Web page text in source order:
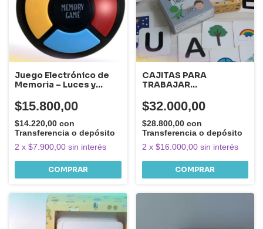
Juego Electrónico de
Memoria – Luces y
$15.800,00
$14.220,00 con
Transferencia o depósito
2 x $7.900,00 sin interés
CAJITAS PARA
TRABAJAR
PRENUMÉRICOS,
NÚMEROS Y VOCALES
$32.000,00
$28.800,00 con
Transferencia o depósito
2 x $16.000,00 sin interés